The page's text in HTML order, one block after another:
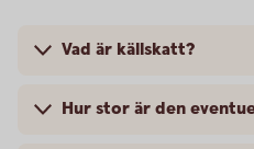
Vad är källskatt?
Hur stor är den